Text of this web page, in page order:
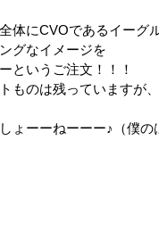
体にCVOであるイーグ
グなイメージを
というご注文！！！
ものは残っていますが
ょーーねーーー♪（僕の